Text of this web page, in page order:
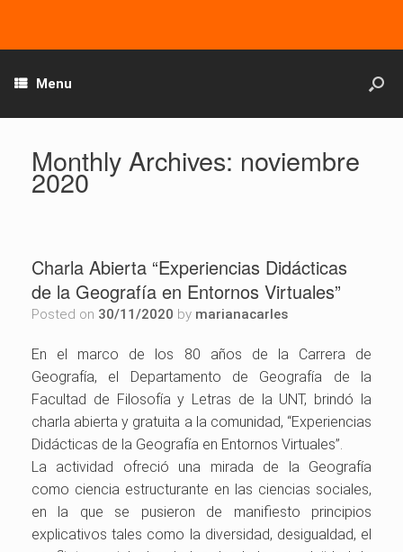
Menu
Monthly Archives: noviembre
2020
Charla Abierta “Experiencias Didácticas
de la Geografía en Entornos Virtuales”
Posted on 30/11/2020 by marianacarles
En el marco de los 80 años de la Carrera de
Geografía, el Departamento de Geografía de la
Facultad de Filosofía y Letras de la UNT, brindó la
charla abierta y gratuita a la comunidad, “Experiencias
Didácticas de la Geografía en Entornos Virtuales”.
La actividad ofreció una mirada de la Geografía
como ciencia estructurante en las ciencias sociales,
en la que se pusieron de manifiesto principios
explicativos tales como la diversidad, desigualdad, el